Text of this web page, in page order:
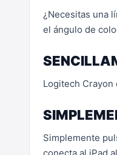
¿Necesitas una
el ángulo de
Logitech
Simplemente